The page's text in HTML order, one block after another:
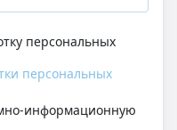
персональных
персональных
информационную